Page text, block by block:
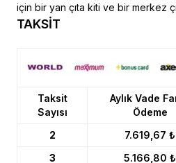
için bir yan çıta kiti ve bir merkez
TAKSİT
Taksit
Sayısı
Aylık Vade
Ödeme
2
7.619,67 ₺
3
5.166,80 ₺